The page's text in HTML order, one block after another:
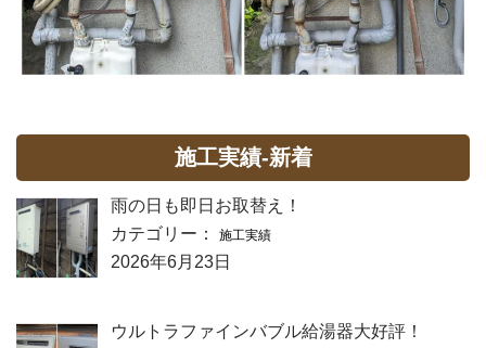
施工実績-新着
雨の日も即日お取替え！
カテゴリー：
施工実績
2026年6月23日
ウルトラファインバブル給湯器大好評！